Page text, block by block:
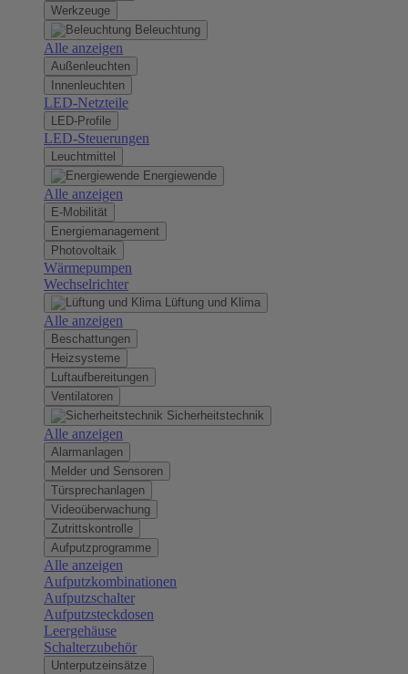
Werkzeuge
Beleuchtung
Alle anzeigen
Außenleuchten
Innenleuchten
LED-Netzteile
LED-Profile
LED-Steuerungen
Leuchtmittel
Energiewende
Alle anzeigen
E-Mobilität
Energiemanagement
Photovoltaik
Wärmepumpen
Wechselrichter
Lüftung und Klima
Alle anzeigen
Beschattungen
Heizsysteme
Luftaufbereitungen
Ventilatoren
Sicherheitstechnik
Alle anzeigen
Alarmanlagen
Melder und Sensoren
Türsprechanlagen
Videoüberwachung
Zutrittskontrolle
Aufputzprogramme
Alle anzeigen
Aufputzkombinationen
Aufputzschalter
Aufputzsteckdosen
Leergehäuse
Schalterzubehör
Unterputzeinsätze